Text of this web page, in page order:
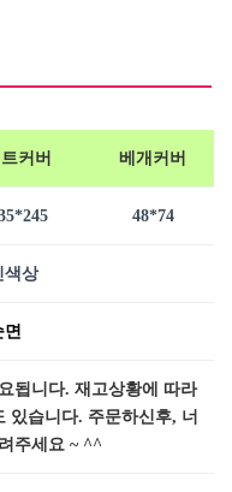
커버 베개커버
48*74
색상
면
됩니다. 재고상황에 따라
있습니다. 주문하신후, 너
주세요 ~ ^^